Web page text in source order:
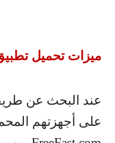
ميزات تحميل
عند البحث عن
على أجهزتهم